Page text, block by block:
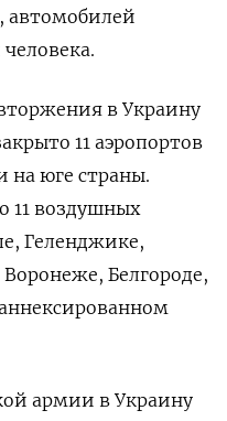
автомобилей
в Украину
11 аэропортов
на юге страны.
11 воздушных
Геленджике,
Белгороде,
армии в Украину